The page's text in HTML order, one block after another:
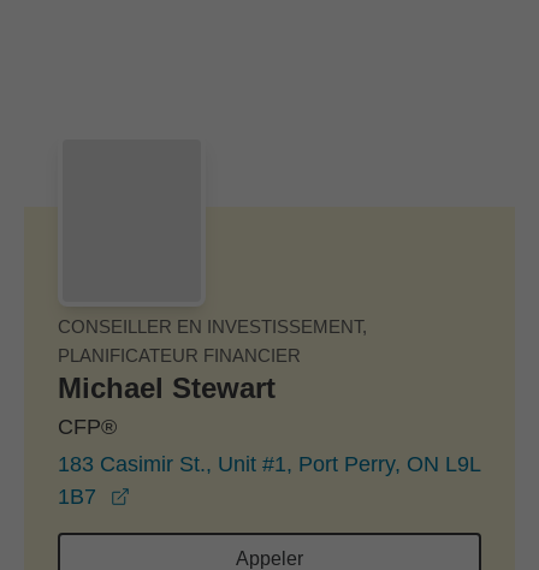
CONSEILLER EN INVESTISSEMENT,
PLANIFICATEUR FINANCIER
Michael Stewart
CFP®
183 Casimir St., Unit #1, Port Perry, ON L9L
1B7
Appeler